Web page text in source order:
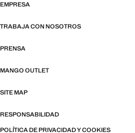
EMPRESA
TRABAJA CON NOSOTROS
PRENSA
MANGO OUTLET
SITE MAP
RESPONSABILIDAD
POLÍTICA DE PRIVACIDAD Y COOKIES